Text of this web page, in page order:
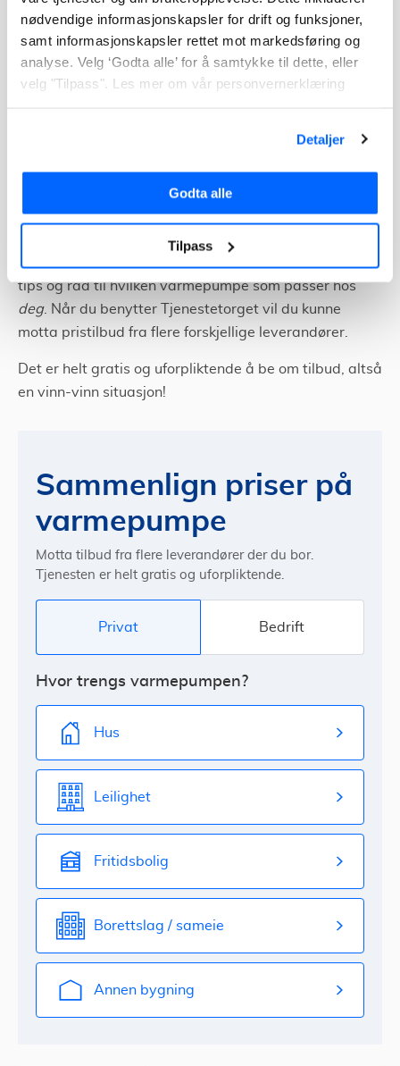
nødvendige informasjonskapsler for drift og funksjoner,
samt informasjonskapsler rettet mot markedsføring og
analyse. Velg ‘Godta alle’ for å samtykke til dette, eller
velg "Tilpass". Les mer om vår personvernerklæring
Detaljer
Godta alle
Tilpass
være en utfordring i områder med dårlig dekning.
Finn tilbud via Tjenestetorget
likevel leie en F-gass sertifisert montør til å montere
På Tjenestetorget finner du fagpersoner som kan
hjelpe deg med varmepumpe installasjonen. Har du
ikke bestemt deg for hvilken varmepumpe du ønsker,
kan du få hjelp til dette. Be om gratis befaring og få
tips og råd til hvilken varmepumpe som passer hos
deg. Når du benytter Tjenestetorget vil du kunne
motta pristilbud fra flere forskjellige leverandører.
Det er helt gratis og uforpliktende å be om tilbud, altså
en vinn-vinn situasjon!
Sammenlign priser på
varmepumpe
Motta tilbud fra flere leverandører der du bor.
Tjenesten er helt gratis og uforpliktende.
Privat Bedrift
Hvor trengs varmepumpen?
Hus
Leilighet
Fritidsbolig
Borettslag / sameie
Annen bygning